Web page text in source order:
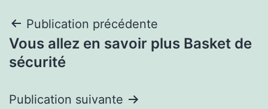
Navigation
de
Publication précédente
Vous allez en savoir plus Basket de
sécurité
Publication suivante